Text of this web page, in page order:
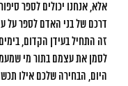
אלא, אנחנו יכולים לספר
דרכם של בני האדם לספר על
זה התחיל בעידן הקדום,
לסמן את עצמם בתור מי
היום, הבחירה שלכם אילו